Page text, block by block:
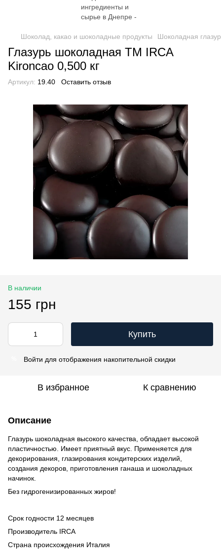
Шоколад, какао и шоколадные продукты Шоколадная
Глазурь шоколадная TM IRCA
Kironcao 0,500 кг
Артикул: 19.40 Оставить отзыв
В наличии
155 грн
Купить
Войти для отображения накопительной скидки
В избранное К сравнению
Описание
Глазурь шоколадная высокого качества, обладает высокой
пластичностью. Имеет приятный вкус. Применяется для
декорирования, глазирования кондитерских изделий,
создания декоров, приготовления ганаша и шоколадных
начинок.
Без гидрогенизированных жиров!
Срок годности 12 месяцев
Производитель IRCA
Страна происхождения Италия